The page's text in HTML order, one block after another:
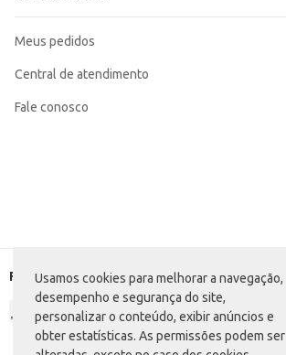
Usamos cookies para melhorar a navegação,
desempenho e segurança do site,
personalizar o conteúdo, exibir anúncios e
obter estatísticas. As permissões podem ser
Marca: Parmíssimo
Categoria: Queijo ralado
EAN: 7898322980031
Meus pedidos
Central de atendimento
Fale conosco
Formas de pagamento